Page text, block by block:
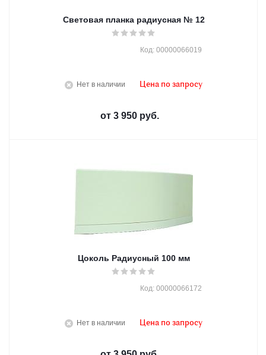
Световая планка радиусная № 12
Нет в наличии
Код: 00000066019
Цена по запросу
от 3 950 руб.
Цоколь Радиусный 100 мм
Нет в наличии
Код: 00000066172
Цена по запросу